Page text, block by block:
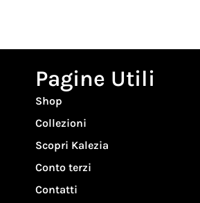
Pagine Utili
Shop
Collezioni
Scopri Kalezia
Conto terzi
Contatti